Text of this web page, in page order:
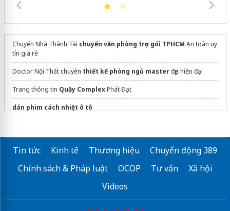
Chuyển Nhà Thành Tài chuyển văn phòng trọn gói TPHCM An toàn uy
tín giá rẻ
Doctor Nội Thất chuyên thiết kế phòng ngủ masterđẹp hiện đại
Trang thông tin Quậy ComplexPhát Đạt
dán phim cách nhiệt ô tô
Tin tức Kinh tế Thương hiệu
Chuyển động 389
Chính sách & Pháp luật
OCOP Tư vấn
Xã hội
Videos